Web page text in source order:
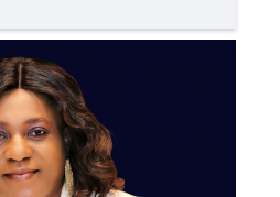
DOUANES
CADASTRE &
Conserv. Foncière
ACTUALITES